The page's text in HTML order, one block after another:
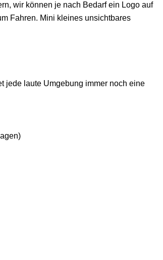
wir können je nach Bedarf ein Logo auf
Fahren. Mini kleines unsichtbares
jede laute Umgebung immer noch eine